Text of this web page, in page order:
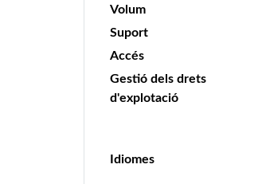
Volum
Suport
Accés
Gestió dels drets
d'explotació
Idiomes